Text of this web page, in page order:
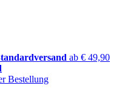
ab € 49,90
Bestellung